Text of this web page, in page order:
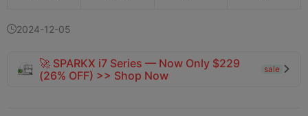
2024-12-05
🚀 SPARKX i7 Series — Now Only $229
(26% OFF) >> Shop Now
sale 